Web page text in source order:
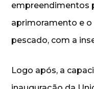
empreendimentos
aprimoramento e
pescado, com a
Logo após, a